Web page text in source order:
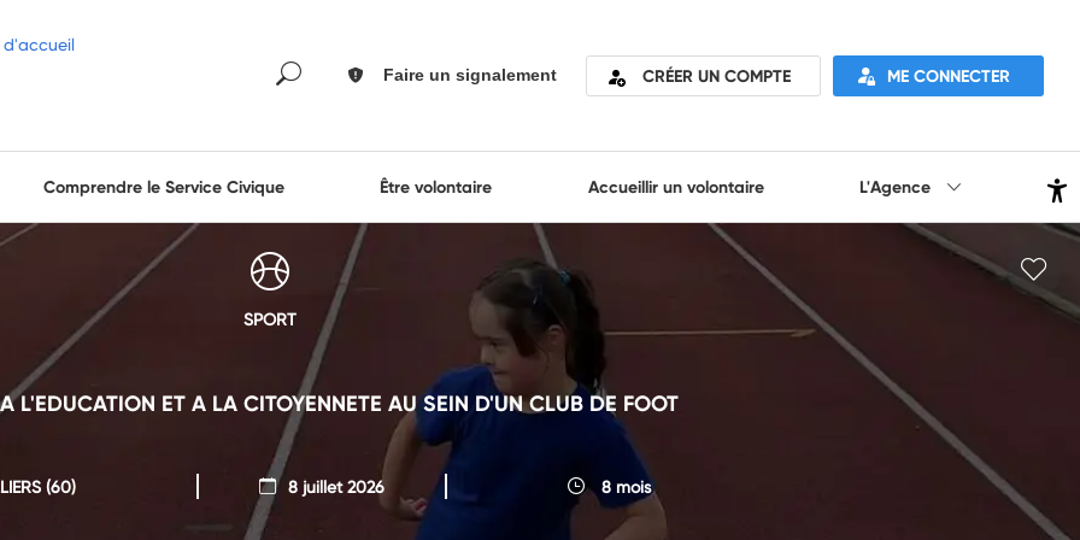
Faire un signalement CRÉER UN COMPTE ME CONNECTER
Comprendre le Service Civique Être volontaire Accueillir un volontaire L'Agence
SPORT
L'EDUCATION ET A LA CITOYENNETE AU SEIN D'UN CLUB DE FOOT
(60) 8 juillet 2026 8 mois